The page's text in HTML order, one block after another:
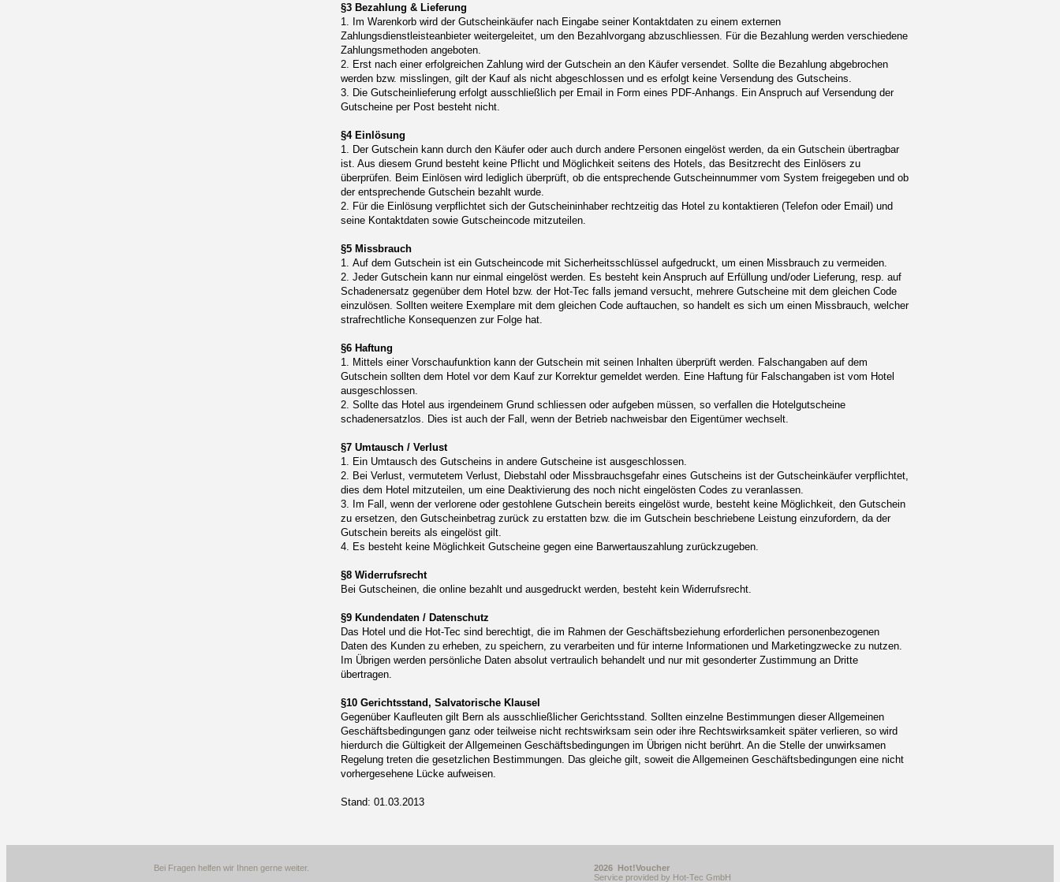
§3 Bezahlung & Lieferung
1. Im Warenkorb wird der Gutscheinkäufer nach Eingabe seiner Kontaktdaten zu einem externen
Zahlungsdienstleisteanbieter weitergeleitet, um den Bezahlvorgang abzuschliessen. Für die Bezahlung werden verschiedene
Zahlungsmethoden angeboten.
2. Erst nach einer erfolgreichen Zahlung wird der Gutschein an den Käufer versendet. Sollte die Bezahlung abgebrochen
werden bzw. misslingen, gilt der Kauf als nicht abgeschlossen und es erfolgt keine Versendung des Gutscheins.
3. Die Gutscheinlieferung erfolgt ausschließlich per Email in Form eines PDF-Anhangs. Ein Anspruch auf Versendung der
Gutscheine per Post besteht nicht.
§4 Einlösung
1. Der Gutschein kann durch den Käufer oder auch durch andere Personen eingelöst werden, da ein Gutschein übertragbar
ist. Aus diesem Grund besteht keine Pflicht und Möglichkeit seitens des Hotels, das Besitzrecht des Einlösers zu
überprüfen. Beim Einlösen wird lediglich überprüft, ob die entsprechende Gutscheinnummer vom System freigegeben und ob
der entsprechende Gutschein bezahlt wurde.
2. Für die Einlösung verpflichtet sich der Gutscheininhaber rechtzeitig das Hotel zu kontaktieren (Telefon oder Email) und
seine Kontaktdaten sowie Gutscheincode mitzuteilen.
§5 Missbrauch
1. Auf dem Gutschein ist ein Gutscheincode mit Sicherheitsschlüssel aufgedruckt, um einen Missbrauch zu vermeiden.
2. Jeder Gutschein kann nur einmal eingelöst werden. Es besteht kein Anspruch auf Erfüllung und/oder Lieferung, resp. auf
Schadenersatz gegenüber dem Hotel bzw. der Hot-Tec falls jemand versucht, mehrere Gutscheine mit dem gleichen Code
einzulösen. Sollten weitere Exemplare mit dem gleichen Code auftauchen, so handelt es sich um einen Missbrauch, welcher
strafrechtliche Konsequenzen zur Folge hat.
§6 Haftung
1. Mittels einer Vorschaufunktion kann der Gutschein mit seinen Inhalten überprüft werden. Falschangaben auf dem
Gutschein sollten dem Hotel vor dem Kauf zur Korrektur gemeldet werden. Eine Haftung für Falschangaben ist vom Hotel
ausgeschlossen.
2. Sollte das Hotel aus irgendeinem Grund schliessen oder aufgeben müssen, so verfallen die Hotelgutscheine
schadenersatzlos. Dies ist auch der Fall, wenn der Betrieb nachweisbar den Eigentümer wechselt.
§7 Umtausch / Verlust
1. Ein Umtausch des Gutscheins in andere Gutscheine ist ausgeschlossen.
2. Bei Verlust, vermutetem Verlust, Diebstahl oder Missbrauchsgefahr eines Gutscheins ist der Gutscheinkäufer verpflichtet,
dies dem Hotel mitzuteilen, um eine Deaktivierung des noch nicht eingelösten Codes zu veranlassen.
3. Im Fall, wenn der verlorene oder gestohlene Gutschein bereits eingelöst wurde, besteht keine Möglichkeit, den Gutschein
zu ersetzen, den Gutscheinbetrag zurück zu erstatten bzw. die im Gutschein beschriebene Leistung einzufordern, da der
Gutschein bereits als eingelöst gilt.
4. Es besteht keine Möglichkeit Gutscheine gegen eine Barwertauszahlung zurückzugeben.
§8 Widerrufsrecht
Bei Gutscheinen, die online bezahlt und ausgedruckt werden, besteht kein Widerrufsrecht.
§9 Kundendaten / Datenschutz
Das Hotel und die Hot-Tec sind berechtigt, die im Rahmen der Geschäftsbeziehung erforderlichen personenbezogenen
Daten des Kunden zu erheben, zu speichern, zu verarbeiten und für interne Informationen und Marketingzwecke zu nutzen.
Im Übrigen werden persönliche Daten absolut vertraulich behandelt und nur mit gesonderter Zustimmung an Dritte
übertragen.
§10 Gerichtsstand, Salvatorische Klausel
Gegenüber Kaufleuten gilt Bern als ausschließlicher Gerichtsstand. Sollten einzelne Bestimmungen dieser Allgemeinen
Geschäftsbedingungen ganz oder teilweise nicht rechtswirksam sein oder ihre Rechtswirksamkeit später verlieren, so wird
hierdurch die Gültigkeit der Allgemeinen Geschäftsbedingungen im Übrigen nicht berührt. An die Stelle der unwirksamen
Regelung treten die gesetzlichen Bestimmungen. Das gleiche gilt, soweit die Allgemeinen Geschäftsbedingungen eine nicht
vorhergesehene Lücke aufweisen.
Stand: 01.03.2013
Bei Fragen helfen wir Ihnen gerne weiter.
2026 Hot!Voucher
Service provided by Hot-Tec GmbH